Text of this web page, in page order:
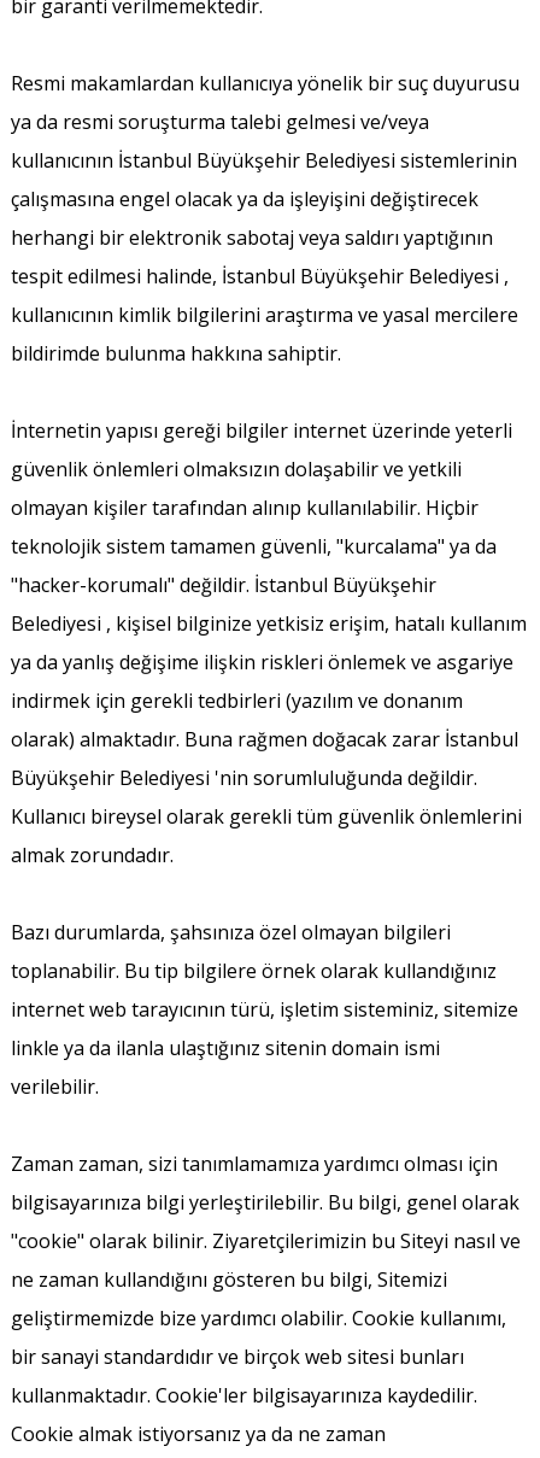
bir garanti verilmemektedir.
Resmi makamlardan kullanıcıya yönelik bir suç duyurusu
ya da resmi soruşturma talebi gelmesi ve/veya
kullanıcının İstanbul Büyükşehir Belediyesi sistemlerinin
çalışmasına engel olacak ya da işleyişini değiştirecek
herhangi bir elektronik sabotaj veya saldırı yaptığının
tespit edilmesi halinde, İstanbul Büyükşehir Belediyesi ,
kullanıcının kimlik bilgilerini araştırma ve yasal mercilere
bildirimde bulunma hakkına sahiptir.
İnternetin yapısı gereği bilgiler internet üzerinde yeterli
güvenlik önlemleri olmaksızın dolaşabilir ve yetkili
olmayan kişiler tarafından alınıp kullanılabilir. Hiçbir
teknolojik sistem tamamen güvenli, "kurcalama" ya da
"hacker-korumalı" değildir. İstanbul Büyükşehir
Belediyesi , kişisel bilginize yetkisiz erişim, hatalı kullanım
ya da yanlış değişime ilişkin riskleri önlemek ve asgariye
indirmek için gerekli tedbirleri (yazılım ve donanım
olarak) almaktadır. Buna rağmen doğacak zarar İstanbul
Büyükşehir Belediyesi 'nin sorumluluğunda değildir.
Kullanıcı bireysel olarak gerekli tüm güvenlik önlemlerini
almak zorundadır.
Bazı durumlarda, şahsınıza özel olmayan bilgileri
toplanabilir. Bu tip bilgilere örnek olarak kullandığınız
internet web tarayıcının türü, işletim sisteminiz, sitemize
linkle ya da ilanla ulaştığınız sitenin domain ismi
verilebilir.
Zaman zaman, sizi tanımlamamıza yardımcı olması için
bilgisayarınıza bilgi yerleştirilebilir. Bu bilgi, genel olarak
"cookie" olarak bilinir. Ziyaretçilerimizin bu Siteyi nasıl ve
ne zaman kullandığını gösteren bu bilgi, Sitemizi
geliştirmemizde bize yardımcı olabilir. Cookie kullanımı,
bir sanayi standardıdır ve birçok web sitesi bunları
kullanmaktadır. Cookie'ler bilgisayarınıza kaydedilir.
Cookie almak istiyorsanız ya da ne zaman